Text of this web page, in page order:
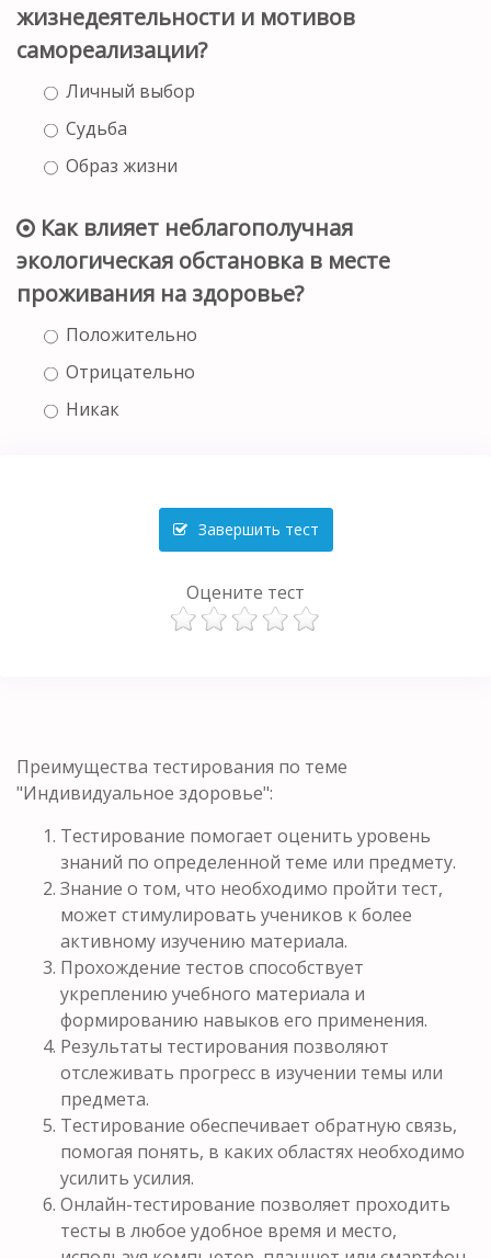
жизнедеятельности и мотивов
самореализации?
Личный выбор
Судьба
Образ жизни
Как влияет неблагополучная
экологическая обстановка в месте
проживания на здоровье?
Положительно
Отрицательно
Никак
Завершить тест
Оцените тест
Преимущества тестирования по теме
"Индивидуальное здоровье":
Тестирование помогает оценить уровень
знаний по определенной теме или предмету.
Знание о том, что необходимо пройти тест,
может стимулировать учеников к более
активному изучению материала.
Прохождение тестов способствует
укреплению учебного материала и
формированию навыков его применения.
Результаты тестирования позволяют
отслеживать прогресс в изучении темы или
предмета.
Тестирование обеспечивает обратную связь,
помогая понять, в каких областях необходимо
усилить усилия.
Онлайн-тестирование позволяет проходить
тесты в любое удобное время и место,